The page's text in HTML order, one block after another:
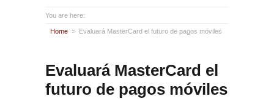
You are here:
Home Evaluará MasterCard el futuro de pagos móviles
Evaluará MasterCard el
futuro de pagos móviles